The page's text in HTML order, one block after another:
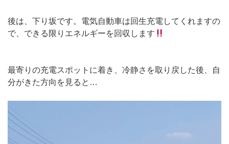
後は、下り坂です。電気自動車は回生充電してくれますの
で、できる限りエネルギーを回収します
最寄りの充電スポットに着き、冷静さを取り戻した後、自
分がきた方向を見ると…